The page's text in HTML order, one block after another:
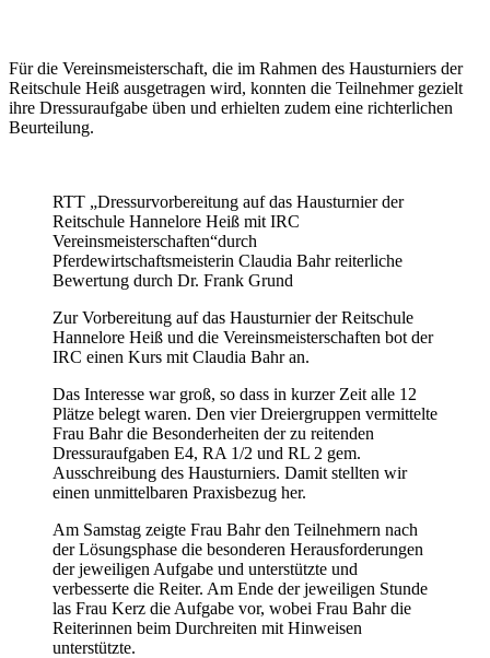
Für die Vereinsmeisterschaft, die im Rahmen des Hausturniers der
Reitschule Heiß ausgetragen wird, konnten die Teilnehmer gezielt
ihre Dressuraufgabe üben und erhielten zudem eine richterlichen
Beurteilung.
RTT „Dressurvorbereitung auf das Hausturnier der
Reitschule Hannelore Heiß mit IRC
Vereinsmeisterschaften“durch
Pferdewirtschaftsmeisterin Claudia Bahr reiterliche
Bewertung durch Dr. Frank Grund
Zur Vorbereitung auf das Hausturnier der Reitschule
Hannelore Heiß und die Vereinsmeisterschaften bot der
IRC einen Kurs mit Claudia Bahr an.
Das Interesse war groß, so dass in kurzer Zeit alle 12
Plätze belegt waren. Den vier Dreiergruppen vermittelte
Frau Bahr die Besonderheiten der zu reitenden
Dressuraufgaben E4, RA 1/2 und RL 2 gem.
Ausschreibung des Hausturniers. Damit stellten wir
einen unmittelbaren Praxisbezug her.
Am Samstag zeigte Frau Bahr den Teilnehmern nach
der Lösungsphase die besonderen Herausforderungen
der jeweiligen Aufgabe und unterstützte und
verbesserte die Reiter. Am Ende der jeweiligen Stunde
las Frau Kerz die Aufgabe vor, wobei Frau Bahr die
Reiterinnen beim Durchreiten mit Hinweisen
unterstützte.